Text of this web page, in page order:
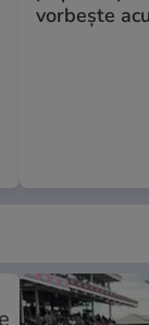
vorbește